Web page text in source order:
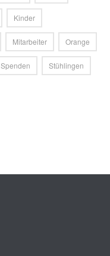
Kinder
Mitarbeiter Orange
Spenden Stühlingen